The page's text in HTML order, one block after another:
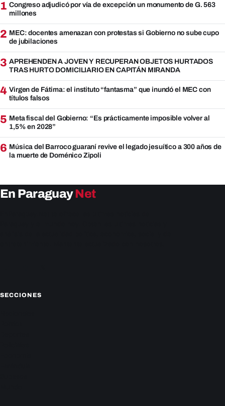
1 Congreso adjudicó por vía de excepción un monumento de G. 563
millones
2 MEC: docentes amenazan con protestas si Gobierno no sube cupo
de jubilaciones
3 APREHENDEN A JOVEN Y RECUPERAN OBJETOS HURTADOS
TRAS HURTO DOMICILIARIO EN CAPITÁN MIRANDA
4 Virgen de Fátima: el instituto “fantasma” que inundó el MEC con
títulos falsos
5 Meta fiscal del Gobierno: “Es prácticamente imposible volver al
1,5% en 2028”
6 Música del Barroco guaraní revive el legado jesuítico a 300 años de
la muerte de Doménico Zipoli
En ParaguayNet
SECCIONES